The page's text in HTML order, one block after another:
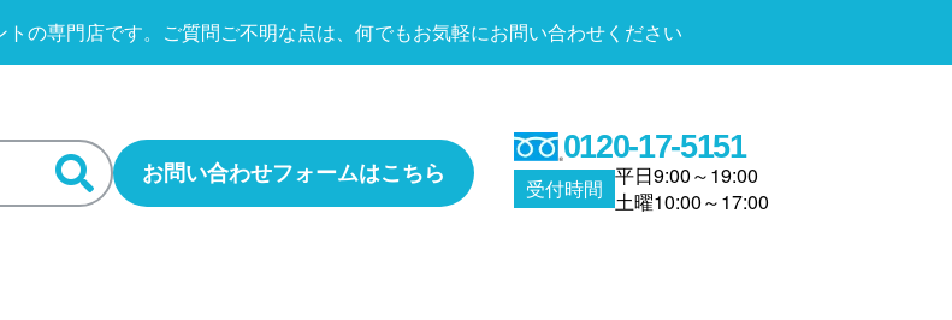
の専門店です。 ご質問ご不明な点は、何でもお気軽にお問い合わせください
お問い合わせフォームはこちら
0120-17-5151
受付時間 平日9:00～19:00
土曜10:00～17:00